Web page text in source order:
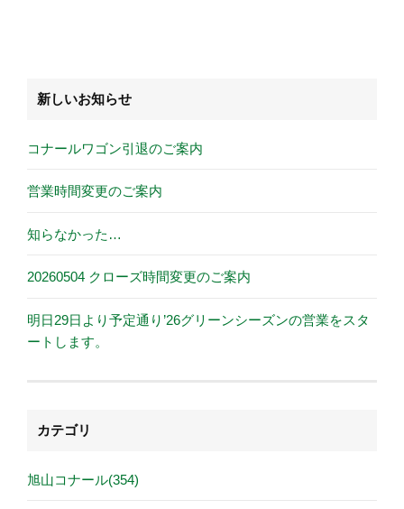
新しいお知らせ
コナールワゴン引退のご案内
営業時間変更のご案内
知らなかった…
20260504 クローズ時間変更のご案内
明日29日より予定通り’26グリーンシーズンの営業をスタ
ートします。
カテゴリ
旭山コナール(354)